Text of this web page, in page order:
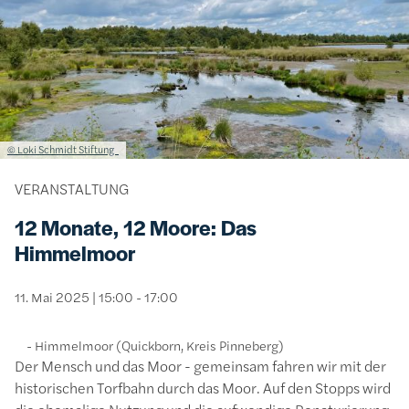
Lizenzinformationen einschließlich Urheberrecht
© Loki Schmidt Stiftung
VERANSTALTUNG
12 Monate, 12 Moore: Das
Himmelmoor
11. Mai 2025 | 15:00 - 17:00
Himmelmoor (Quickborn, Kreis Pinneberg)
Der Mensch und das Moor - gemeinsam fahren wir mit der
historischen Torfbahn durch das Moor. Auf den Stopps wird